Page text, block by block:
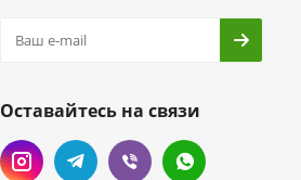
Оставайтесь на связи